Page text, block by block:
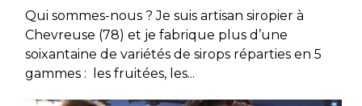
Qui sommes-nous ? Je suis artisan siropier à
Chevreuse (78) et je fabrique plus d’une
soixantaine de variétés de sirops réparties en 5
gammes : les fruitées, les...